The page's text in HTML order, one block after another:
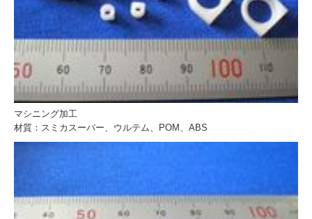
マシニング加工
材質：スミカスーパー、ウルテム、POM、ABS